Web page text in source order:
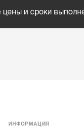
и сроки
ИНФОРМАЦИЯ